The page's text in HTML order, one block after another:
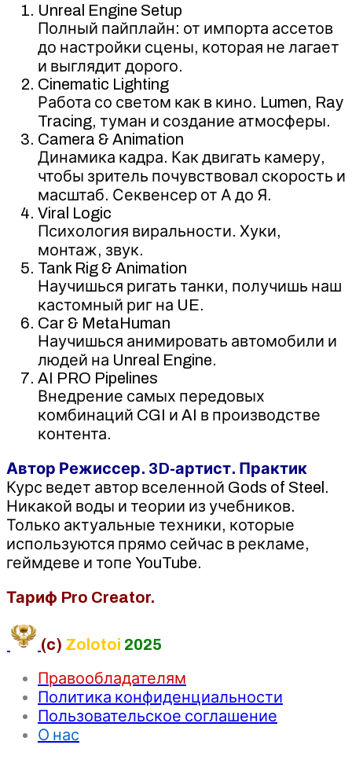
Unreal Engine Setup
Полный пайплайн: от импорта ассетов
до настройки сцены, которая не лагает
и выглядит дорого.
Cinematic Lighting
Работа со светом как в кино. Lumen, Ray
Tracing, туман и создание атмосферы.
Camera & Animation
Динамика кадра. Как двигать камеру,
чтобы зритель почувствовал скорость и
масштаб. Секвенсер от А до Я.
Viral Logic
Психология виральности. Хуки,
монтаж, звук.
Tank Rig & Animation
Научишься ригать танки, получишь наш
кастомный риг на UE.
Car & MetaHuman
Научишься анимировать автомобили и
людей на Unreal Engine.
AI PRO Pipelines
Внедрение самых передовых
комбинаций CGI и AI в производстве
контента.
Автор Режиссер. 3D-артист. Практик
Курс ведет автор вселенной Gods of Steel.
Никакой воды и теории из учебников.
Только актуальные техники, которые
используются прямо сейчас в рекламе,
геймдеве и топе YouTube.
Тариф Pro Creator.
(c) Zolotoi 2025
Правообладателям
Политика конфиденциальности
Пользовательское соглашение
О нас